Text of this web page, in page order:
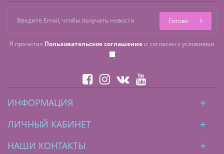
Я прочитал Пользовательское соглашение и согласен с условиями
Готово
ИНФОРМАЦИЯ
ЛИЧНЫЙ КАБИНЕТ
НАШИ КОНТАКТЫ